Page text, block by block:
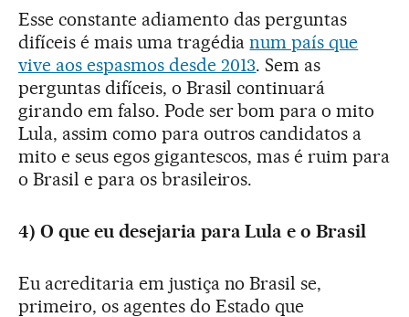
Esse constante adiamento das perguntas
difíceis é mais uma tragédianum país que
vive aos espasmos desde 2013. Sem as
perguntas difíceis, o Brasil continuará
girando em falso. Pode ser bom para o mito
Lula, assim como para outros candidatos a
mito e seus egos gigantescos, mas é ruim para
o Brasil e para os brasileiros.
4) O que eu desejaria para Lula e o Brasil
Eu acreditaria em justiça no Brasil se,
primeiro, os agentes do Estado que